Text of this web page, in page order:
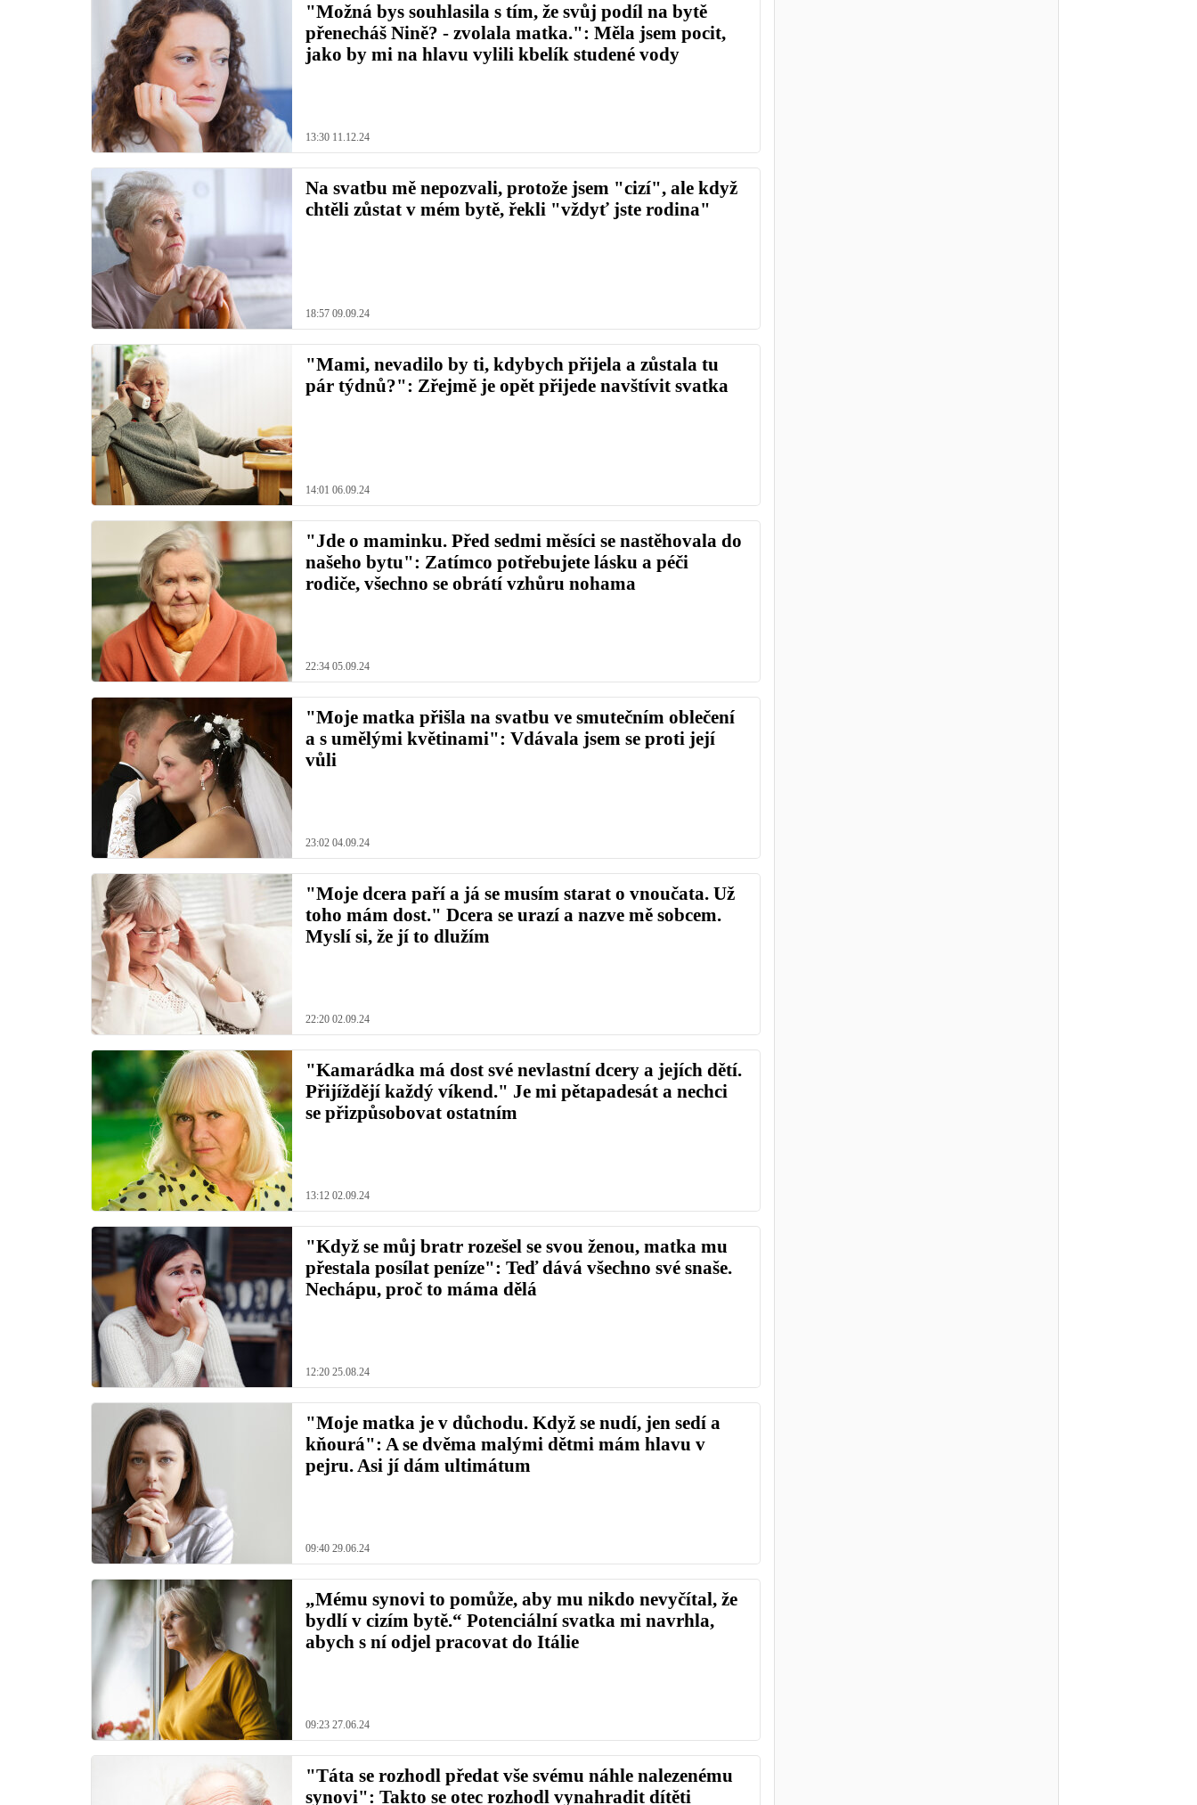
"Možná bys souhlasila s tím, že svůj podíl na bytě
přenecháš Nině? - zvolala matka.": Měla jsem pocit,
jako by mi na hlavu vylili kbelík studené vody
13:30 11.12.24
Na svatbu mě nepozvali, protože jsem "cizí", ale když
chtěli zůstat v mém bytě, řekli "vždyť jste rodina"
18:57 09.09.24
"Mami, nevadilo by ti, kdybych přijela a zůstala tu
pár týdnů?": Zřejmě je opět přijede navštívit svatka
14:01 06.09.24
"Jde o maminku. Před sedmi měsíci se nastěhovala do
našeho bytu": Zatímco potřebujete lásku a péči
rodiče, všechno se obrátí vzhůru nohama
22:34 05.09.24
"Moje matka přišla na svatbu ve smutečním oblečení
a s umělými květinami": Vdávala jsem se proti její
vůli
23:02 04.09.24
"Moje dcera paří a já se musím starat o vnoučata. Už
toho mám dost." Dcera se urazí a nazve mě sobcem.
Myslí si, že jí to dlužím
22:20 02.09.24
"Kamarádka má dost své nevlastní dcery a jejích dětí.
Přijíždějí každý víkend." Je mi pětapadesát a nechci
se přizpůsobovat ostatním
13:12 02.09.24
"Když se můj bratr rozešel se svou ženou, matka mu
přestala posílat peníze": Teď dává všechno své snaše.
Nechápu, proč to máma dělá
12:20 25.08.24
"Moje matka je v důchodu. Když se nudí, jen sedí a
kňourá": A se dvěma malými dětmi mám hlavu v
pejru. Asi jí dám ultimátum
09:40 29.06.24
„Mému synovi to pomůže, aby mu nikdo nevyčítal, že
bydlí v cizím bytě.“ Potenciální svatka mi navrhla,
abych s ní odjel pracovat do Itálie
09:23 27.06.24
"Táta se rozhodl předat vše svému náhle nalezenému
synovi": Takto se otec rozhodl vynahradit dítěti